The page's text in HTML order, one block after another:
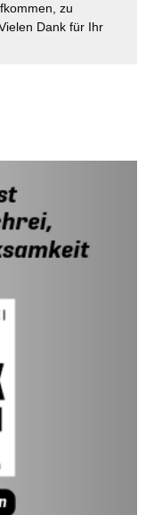
zu
Dank für Ihr